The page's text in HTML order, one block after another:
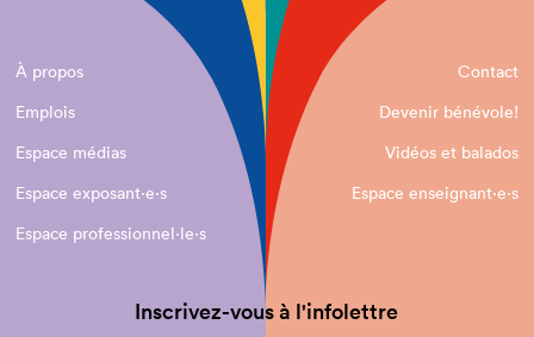
À propos
Contact
Emplois
Devenir bénévole!
Espace médias
Vidéos et balados
Espace exposant·e⋅s
Espace enseignant·e⋅s
Espace professionnel·le⋅s
Inscrivez-vous à l'infolettre